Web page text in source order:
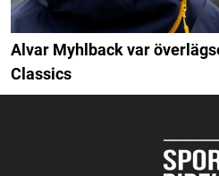
Alvar Myhlback var
Classics